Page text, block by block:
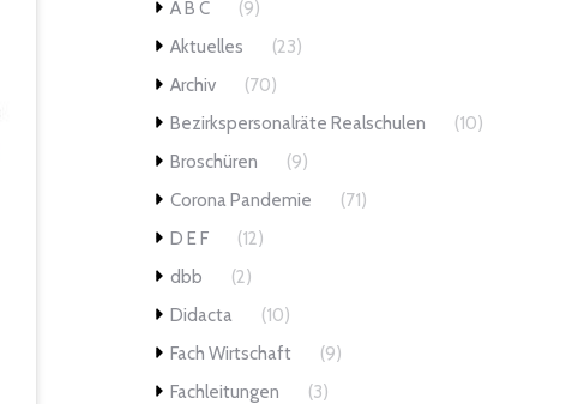
A B C
(9)
Aktuelles
(23)
Archiv
(70)
Bezirkspersonalräte Realschulen
(10)
Broschüren
(9)
Corona Pandemie
(71)
D E F
(12)
dbb
(2)
Didacta
(10)
Fach Wirtschaft
(9)
Fachleitungen
(3)